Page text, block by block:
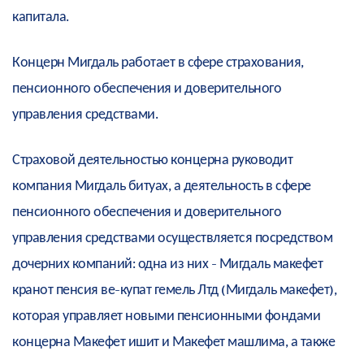
капитала.
Концерн Мигдаль работает в сфере страхования,
пенсионного обеспечения и доверительного
управления средствами.
Страховой деятельностью концерна руководит
компания Мигдаль битуах, а деятельность в сфере
пенсионного обеспечения и доверительного
управления средствами осуществляется посредством
дочерних компаний: одна из них - Мигдаль макефет
кранот пенсия ве-купат гемель Лтд (Мигдаль макефет),
которая управляет новыми пенсионными фондами
концерна Макефет ишит и Макефет машлима, а также